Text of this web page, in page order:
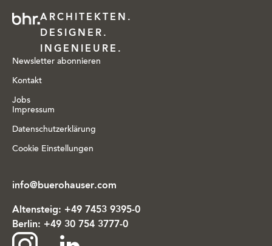
ARCHITEKTEN.
DESIGNER.
INGENIEURE.
Newsletter abonnieren
Kontakt
Jobs
Impressum
Datenschutzerklärung
Cookie Einstellungen
info@buerohauser.com
Altensteig: +49 7453 9395-0
Berlin: +49 30 754 3777-0